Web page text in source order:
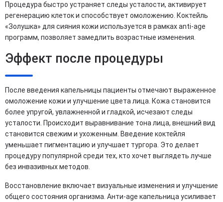
Процедура быстро устраняет следы усталости, активирует
регенерацию клеток и способствует омоложению. Коктейль
«Золушка» для сияния кожи используется в рамках anti-age
программ, позволяет замедлить возрастные изменения.
Эффект после процедуры
После введения капельницы пациенты отмечают выраженное
омоложение кожи и улучшение цвета лица. Кожа становится
более упругой, увлажненной и гладкой, исчезают следы
усталости. Происходит выравнивание тона лица, внешний вид
становится свежим и ухоженным. Введение коктейля
уменьшает пигментацию и улучшает тургора. Это делает
процедуру популярной среди тех, кто хочет выглядеть лучше
без инвазивных методов.
Восстановление включает визуальные изменения и улучшение
общего состояния организма. Анти-age капельница усиливает